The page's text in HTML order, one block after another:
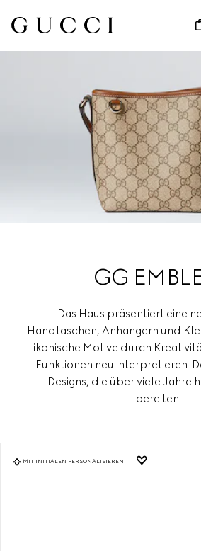
GG
Das Haus präsentiert eine
Handtaschen, Anhängern und
ikonische Motive durch
Funktionen neu interpretieren.
Designs, die über viele Jahre
bereiten.
MIT INITIALEN PERSONALISIEREN